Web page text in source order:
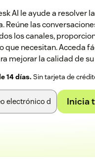
AI le ayude a resolver
Reúne las
los canales,
que necesitan. Acceda
mejorar la calidad de
14 días. Sin tarjeta de
Inicia